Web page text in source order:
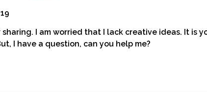
sharing. I am worried that I lack creative ideas. It is
I have a question, can you help me?